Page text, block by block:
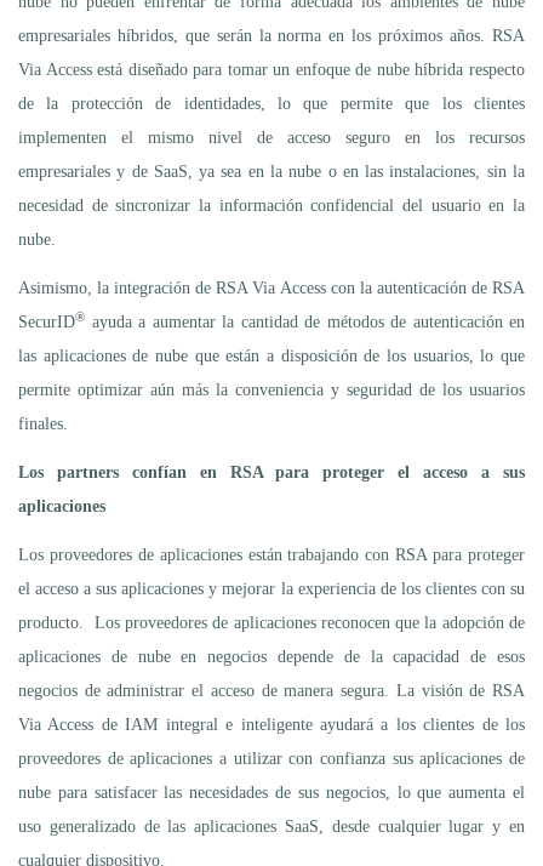
empresariales híbridos, que serán la norma en los próximos años. RSA
Via Access está diseñado para tomar un enfoque de nube híbrida respecto
de la protección de identidades, lo que permite que los clientes
implementen el mismo nivel de acceso seguro en los recursos
empresariales y de SaaS, ya sea en la nube o en las instalaciones, sin la
necesidad de sincronizar la información confidencial del usuario en la
nube.
Asimismo, la integración de RSA Via Access con la autenticación de RSA
SecurID® ayuda a aumentar la cantidad de métodos de autenticación en
las aplicaciones de nube que están a disposición de los usuarios, lo que
permite optimizar aún más la conveniencia y seguridad de los usuarios
finales.
Los partners confían en RSA para proteger el acceso a sus
aplicaciones
Los proveedores de aplicaciones están trabajando con RSA para proteger
el acceso a sus aplicaciones y mejorar la experiencia de los clientes con su
producto. Los proveedores de aplicaciones reconocen que la adopción de
aplicaciones de nube en negocios depende de la capacidad de esos
negocios de administrar el acceso de manera segura. La visión de RSA
Via Access de IAM integral e inteligente ayudará a los clientes de los
proveedores de aplicaciones a utilizar con confianza sus aplicaciones de
nube para satisfacer las necesidades de sus negocios, lo que aumenta el
uso generalizado de las aplicaciones SaaS, desde cualquier lugar y en
cualquier dispositivo.